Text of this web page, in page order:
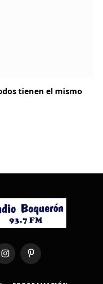
tienen el mismo
InstagramPinterest